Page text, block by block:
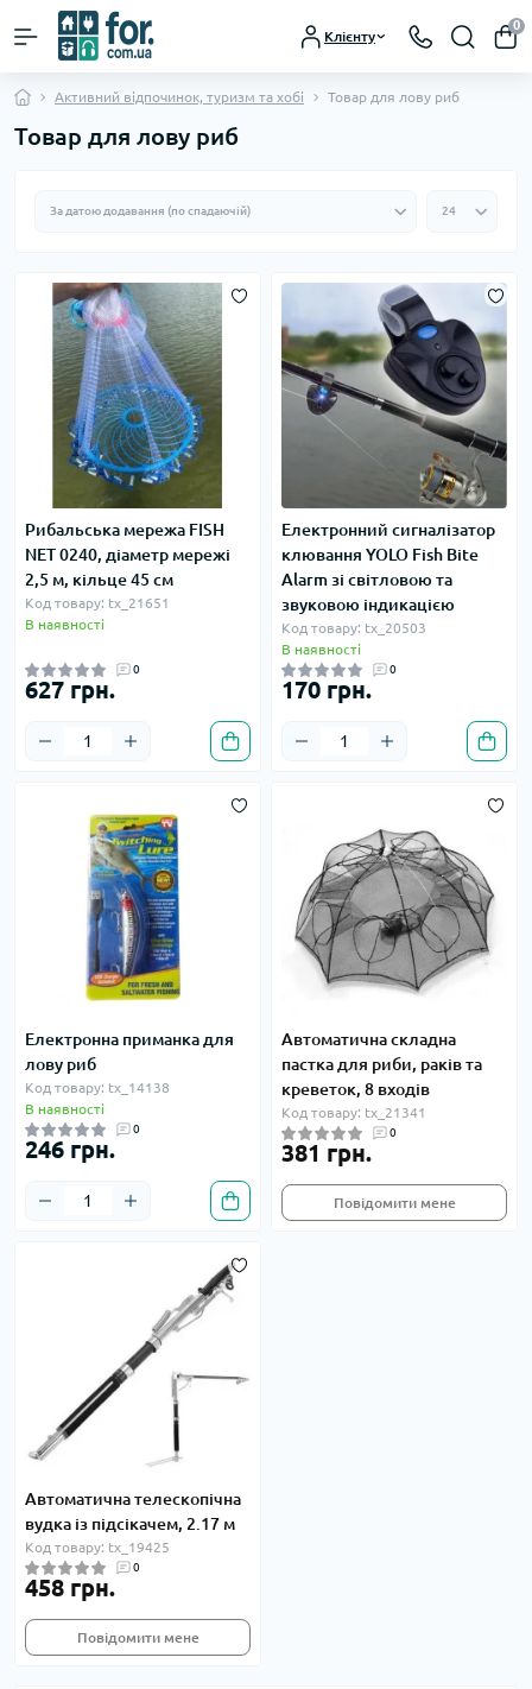
Клієнту
0
Активний відпочинок, туризм та хобі Товар для лову риб
Товар для лову риб
Рибальська мережа FISH
NET 0240, діаметр мережі
2,5 м, кільце 45 см
Код товару: tx_21651
В наявності
0
627 грн.
Електронний сигналізатор
клювання YOLO Fish Bite
Alarm зі світловою та
звуковою індикацією
Код товару: tx_20503
В наявності
0
170 грн.
Електронна приманка для
лову риб
Код товару: tx_14138
В наявності
0
246 грн.
Автоматична складна
пастка для риби, раків та
креветок, 8 входів
Код товару: tx_21341
0
381 грн.
Повідомити мене
Автоматична телескопічна
вудка із підсікачем, 2.17 м
Код товару: tx_19425
0
458 грн.
Повідомити мене